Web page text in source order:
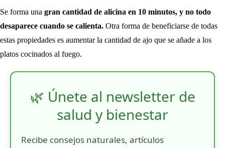
Se forma una gran cantidad de alicina en 10 minutos, y no todo
desaparece cuando se calienta. Otra forma de beneficiarse de todas
estas propiedades es aumentar la cantidad de ajo que se añade a los
platos cocinados al fuego.
🌿 Únete al newsletter de
salud y bienestar
Recibe consejos naturales, artículos